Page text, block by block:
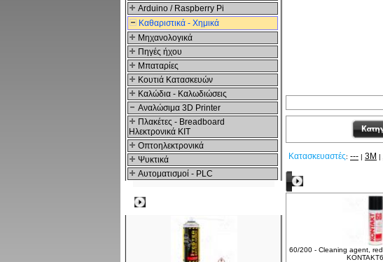
Arduino / Raspberry Pi
Καθαριστικά - Χημικά
Μηχανολογικά
Πηγές ήχου
Μπαταρίες
Κουτιά Κατασκευών
Καλώδια - Καλωδιώσεις
Αναλώσιμα 3D Printer
Πλακέτες - Breadboard
Ηλεκτρονικά ΚΙΤ
Οπτοηλεκτρονικά
Ψυκτικά
Αυτοματισμοί - PLC
Κατασκευαστές: --- | 3M |
60/200 - Cleaning agent,